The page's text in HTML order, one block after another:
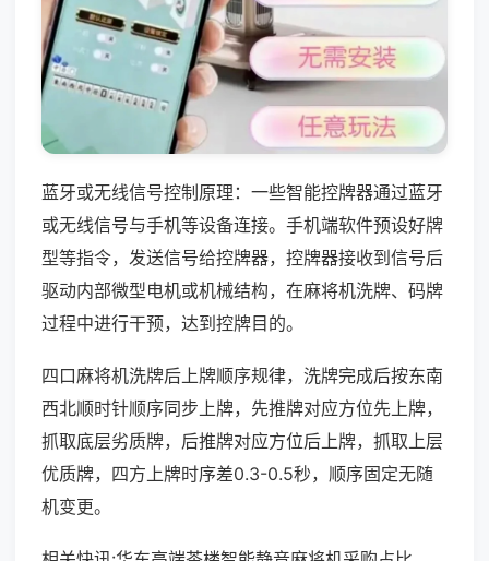
蓝牙或无线信号控制原理：一些智能控牌器通过蓝牙
或无线信号与手机等设备连接。手机端软件预设好牌
型等指令，发送信号给控牌器，控牌器接收到信号后
驱动内部微型电机或机械结构，在麻将机洗牌、码牌
过程中进行干预，达到控牌目的。
四口麻将机洗牌后上牌顺序规律，洗牌完成后按东南
西北顺时针顺序同步上牌，先推牌对应方位先上牌，
抓取底层劣质牌，后推牌对应方位后上牌，抓取上层
优质牌，四方上牌时序差0.3-0.5秒，顺序固定无随
机变更。